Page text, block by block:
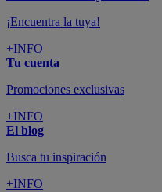
¡Encuentra la tuya!
+INFO
Tu cuenta
Promociones exclusivas
+INFO
El blog
Busca tu inspiración
+INFO